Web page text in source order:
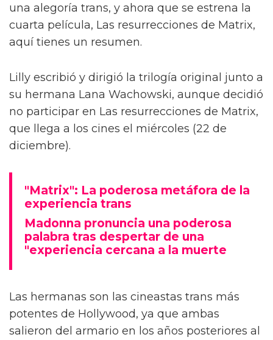
una alegoría trans, y ahora que se estrena la
cuarta película, Las resurrecciones de Matrix,
aquí tienes un resumen.
Lilly escribió y dirigió la trilogía original junto a
su hermana Lana Wachowski, aunque decidió
no participar en Las resurrecciones de Matrix,
que llega a los cines el miércoles (22 de
diciembre).
"Matrix": La poderosa metáfora de la
experiencia trans
Madonna pronuncia una poderosa
palabra tras despertar de una
"experiencia cercana a la muerte
Las hermanas son las cineastas trans más
potentes de Hollywood, ya que ambas
salieron del armario en los años posteriores al